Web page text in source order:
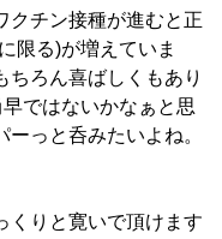
チン接種が進むと正
限る)が増えていま
ちろん喜ばしくもあり
ではないかなぁと思
っと呑みたいよね。
くりと寛いで頂けます